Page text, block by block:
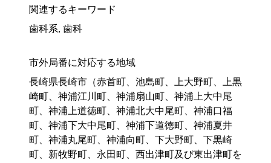
関連するキーワード
歯科系, 歯科
市外局番に対応する地域
長崎県長崎市（赤首町、池島町、上大野町、上黒
崎町、神浦江川町、神浦扇山町、神浦上大中尾
町、神浦上道徳町、神浦北大中尾町、神浦口福
町、神浦下大中尾町、神浦下道徳町、神浦夏井
町、神浦丸尾町、神浦向町、下大野町、下黒崎
町、新牧野町、永田町、西出津町及び東出津町を